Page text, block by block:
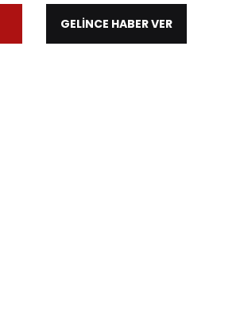
GELİNCE HABER VER